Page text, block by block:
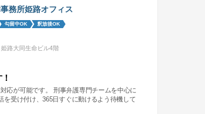
務所姫路オフィス
勾留中OK 釈放後OK
路大同生命ビル4階
応が可能です。 刑事弁護専門チームを中心に
受け付け、365日すぐに動けるよう待機して